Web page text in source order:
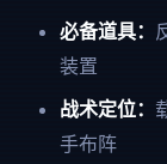
必备道具：
装置
战术定位：
手布阵